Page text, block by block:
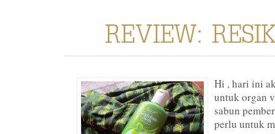
Hi , hari ini
untuk organ
sabun
perlu untuk